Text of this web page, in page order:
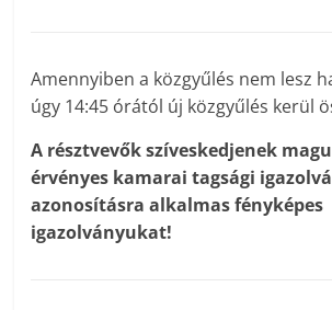
Amennyiben a közgyűlés nem lesz
úgy 14:45 órától új közgyűlés kerül
A résztvevők szíveskedjenek
érvényes kamarai tagsági
azonosításra alkalmas fényképes
igazolványukat!